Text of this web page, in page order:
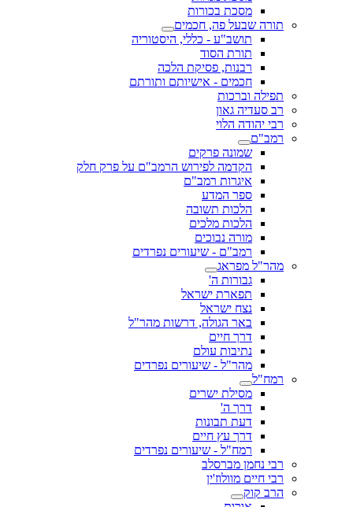
מסכת בכורות
תורה שבעל פה, חכמים
תושב"ע - כללי, היסטוריה
תורת הסוד
רבנות, פסיקת הלכה
חכמים - אישיותם ותורתם
תפילה וברכות
רב סעדיה גאון
רבי יהודה הלוי
רמב"ם
שמונה פרקים
הקדמה לפירוש הרמב"ם על פרק חלק
איגרות רמב"ם
ספר המדע
הלכות תשובה
הלכות מלכים
מורה נבוכים
רמב"ם - שיעורים נפרדים
מהר"ל מפראג
גבורות ה'
תפארת ישראל
נצח ישראל
באר הגולה, דרשות מהר"ל
דרך חיים
נתיבות עולם
מהר"ל - שיעורים נפרדים
רמח"ל
מסילת ישרים
דרך ה'
דעת תבונות
דרך עץ חיים
רמח"ל - שיעורים נפרדים
רבי נחמן מברסלב
רבי חיים מוולוז'ין
הרב קוק